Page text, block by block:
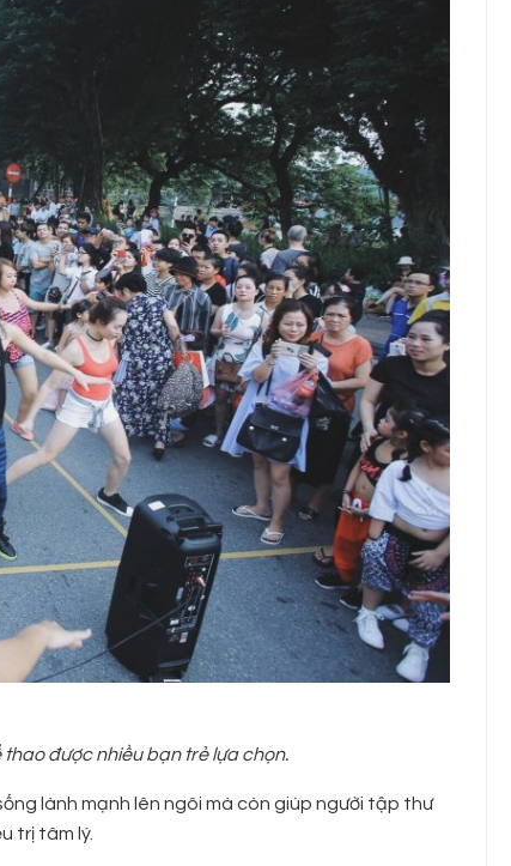
được nhiều bạn trẻ lựa chọn.
lành mạnh lên ngôi mà còn giúp người tập thư
trị tâm lý.